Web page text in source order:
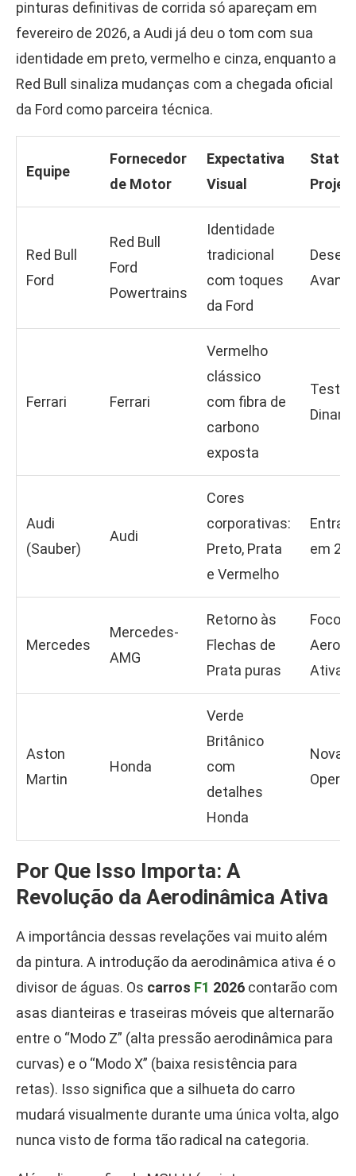
pinturas definitivas de corrida só apareçam em
fevereiro de 2026, a Audi já deu o tom com sua
identidade em preto, vermelho e cinza, enquanto a
Red Bull sinaliza mudanças com a chegada oficial
da Ford como parceira técnica.
Equipe
Fornecedor
de Motor
Expectativa
Visual
Red Bull
Ford
Red Bull
Ford
Powertrains
Identidade
tradicional
com toques
da Ford
Ferrari Ferrari
Vermelho
clássico
com fibra de
carbono
exposta
Audi
(Sauber)
Audi
Cores
corporativas:
Preto, Prata
e Vermelho
em
Mercedes
Mercedes-
AMG
Retorno às
Flechas de
Prata puras
Foco
Ativa
Aston
Martin
Honda
Verde
Britânico
com
detalhes
Honda
Nova
Por Que Isso Importa: A
Revolução da Aerodinâmica Ativa
A importância dessas revelações vai muito além
da pintura. A introdução da aerodinâmica ativa é o
divisor de águas. Os carros F1 2026 contarão com
asas dianteiras e traseiras móveis que alternarão
entre o “Modo Z” (alta pressão aerodinâmica para
curvas) e o “Modo X” (baixa resistência para
retas). Isso significa que a silhueta do carro
mudará visualmente durante uma única volta, algo
nunca visto de forma tão radical na categoria.